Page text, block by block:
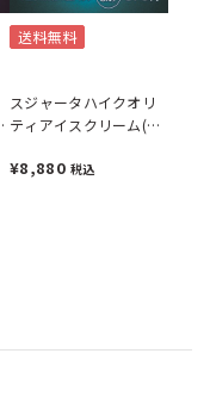
送料無料
スジャータハイクオリ
ティアイスクリーム(24
※月曜不可》
¥8,880 税込